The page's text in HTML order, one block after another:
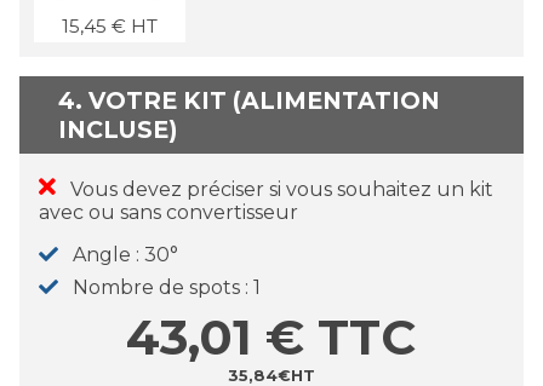
15,45 € HT
4. VOTRE KIT (ALIMENTATION
INCLUSE)
Vous devez préciser si vous souhaitez un kit
avec ou sans convertisseur
Angle
30°
Nombre de spots 1
35,84€HT
43,01 € TTC